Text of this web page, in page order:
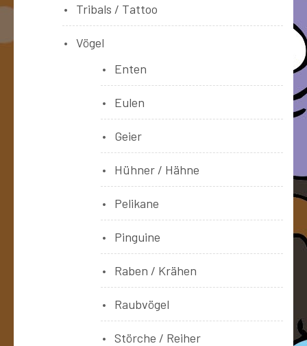
Tribals / Tattoo
Vögel
Enten
Eulen
Geier
Hühner / Hähne
Pelikane
Pinguine
Raben / Krähen
Raubvögel
Störche / Reiher